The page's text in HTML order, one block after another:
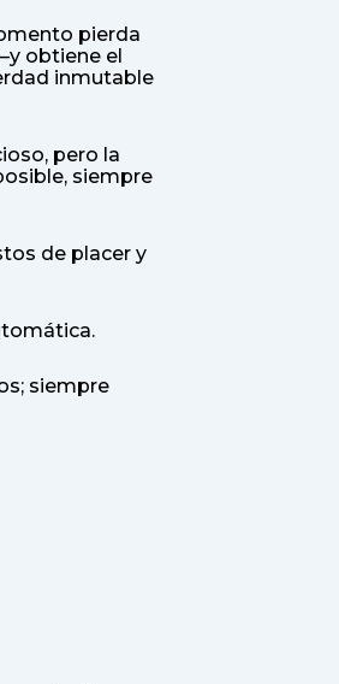
pierda
obtiene el
inmutable
pero la
siempre
de placer y
siempre